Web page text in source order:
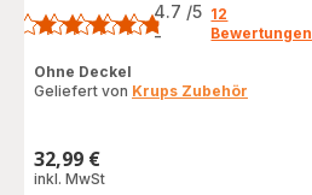
4.7 /5
-
12
Bewertungen
Ohne Deckel
Geliefert von Krups Zubehör
Preis
32,99 €
inkl. MwSt